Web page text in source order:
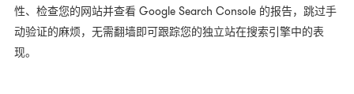
性、检查您的网站并查看 Google Search Console 的报告，跳过手
动验证的麻烦，无需翻墙即可跟踪您的独立站在搜索引擎中的表
现。